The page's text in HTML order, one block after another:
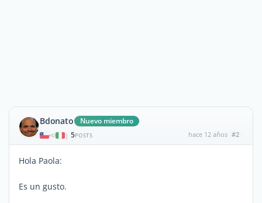
Bdonato Nuevo miembro
| 5POSTS hace 12 años #2
Hola Paola:
Es un gusto.